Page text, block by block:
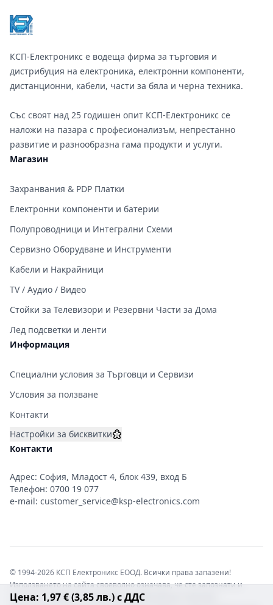
Цена: 1,97 € (3,85 лв.) с ДДС
КСП-Електроникс е водеща фирма за търговия и
дистрибуция на електроника, електронни компоненти,
дистанционни, кабели, части за бяла и черна техника.
Със своят над 25 годишен опит КСП-Електроникс се
наложи на пазара с професионализъм, непрестанно
развитие и разнообразна гама продукти и услуги.
Магазин
Захранвания & PDP Платки
Електронни компоненти и батерии
Полупроводници и Интегрални Схеми
Сервизно Оборудване и Инструменти
Кабели и Накрайници
TV / Аудио / Видео
Стойки за Телевизори и Резервни Части за Дома
Лед подсветки и ленти
Информация
Специални условия за Търговци и Сервизи
Условия за ползване
Контакти
Настройки за бисквитки
Контакти
Адрес: София, Младост 4, блок 439, вход Б
Телефон: 0700 19 077
e-mail: customer_service@ksp-electronics.com
© 1994-2026 КСП Електроникс ЕООД. Всички права запазени!
Използването на сайта своеволно означава, че сте запознати и
съгласни с правната информация обвързваща софтуера.